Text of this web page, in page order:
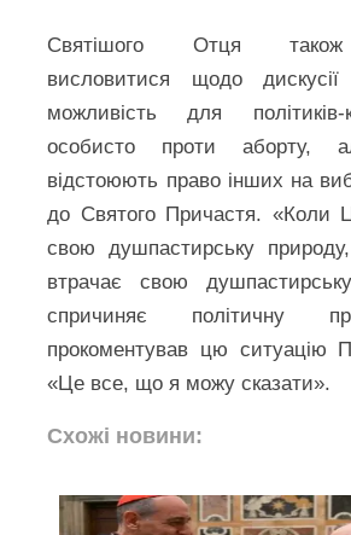
Святішого Отця
висловитися щодо
можливість для політиків-
особисто проти аборту,
відстоюють право інших на
до Святого Причастя. «Коли
свою душпастирську
втрачає свою
спричиняє політичну
прокоментував цю ситуацію
«Це все, що я можу сказати».
Схожі новини: